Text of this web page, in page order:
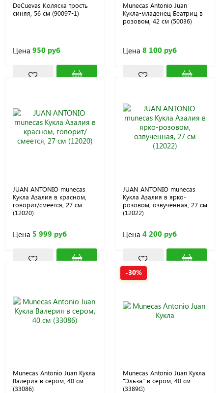
DeCuevas Коляска трость
синяя, 56 см (90097-1)
Цена 950 руб
Munecas Antonio Juan
Кукла-младенец Беатриц в
розовом, 42 см (50036)
Цена 8 100 руб
JUAN ANTONIO munecas
Кукла Азалия в красном,
говорит/смеется, 27 см
(12020)
Цена 5 999 руб
JUAN ANTONIO munecas
Кукла Азалия в ярко-
розовом, озвученная, 27 см
(12022)
Цена 4 200 руб
Munecas Antonio Juan Кукла
Валерия в сером, 40 см
(33086)
-30%
Munecas Antonio Juan Кукла
"Эльза" в сером, 40 см
(3389G)